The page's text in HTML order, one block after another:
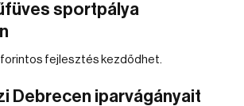
sportpálya
forintos fejlesztés kezdődhet.
Debrecen iparvágányait